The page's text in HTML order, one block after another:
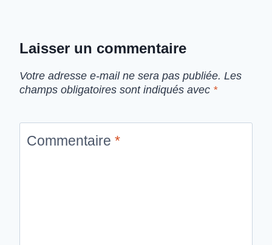
Laisser un commentaire
Votre adresse e-mail ne sera pas publiée. Les
champs obligatoires sont indiqués avec *
Commentaire *